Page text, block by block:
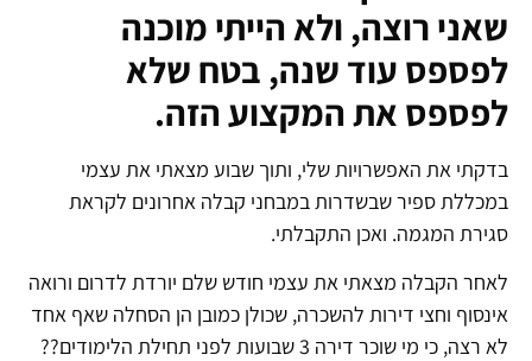
שאני רוצה, ולא הייתי מוכנה
לפספס עוד שנה, בטח שלא
לפספס את המקצוע הזה.
בדקתי את האפשרויות שלי, ותוך שבוע מצאתי את עצמי
במכללת ספיר שבשדרות במבחני קבלה אחרונים לקראת
סגירת המגמה. ואכן התקבלתי.
לאחר הקבלה מצאתי את עצמי חודש שלם יורדת לדרום ורואה
אינסוף וחצי דירות להשכרה, שכולן כמובן הן הסחלה שאף אחד
לא רצה, כי מי שוכר דירה 3 שבועות לפני תחילת הלימודים??